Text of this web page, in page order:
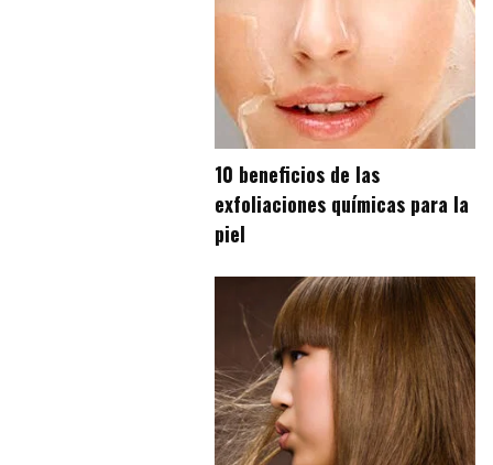
10 beneficios de las
exfoliaciones químicas para la
piel